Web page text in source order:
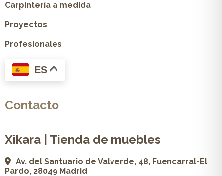
Carpintería a medida
Proyectos
Profesionales
ES
Contacto
Xikara | Tienda de muebles
Av. del Santuario de Valverde, 48, Fuencarral-El
Pardo, 28049 Madrid